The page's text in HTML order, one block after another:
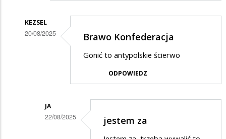
KEZSEL
20/08/2025
odpowiedzi
Brawo Konfederacja
Gonić to antypolskie ścierwo
ODPOWIEDZ
JA
22/08/2025 jestem za